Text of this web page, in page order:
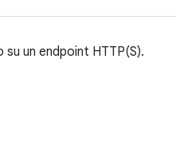
un endpoint HTTP(S).